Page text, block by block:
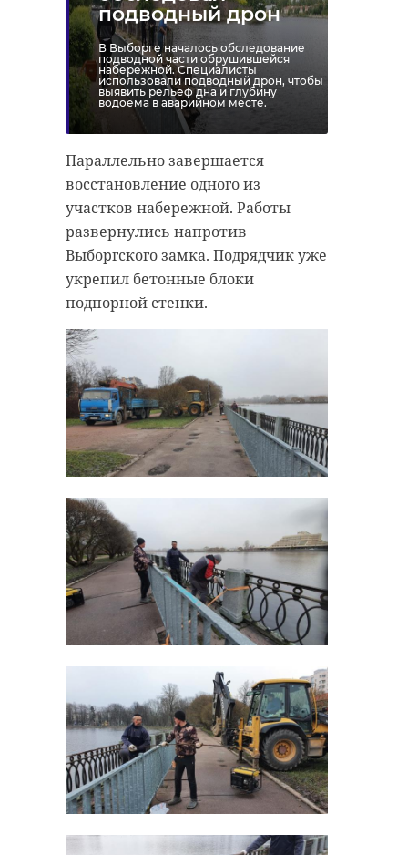
подводный дрон
В Выборге началось обследование
подводной части обрушившейся
набережной. Специалисты
использовали подводный дрон, чтобы
выявить рельеф дна и глубину
водоема в аварийном месте.
Параллельно завершается
восстановление одного из
участков набережной. Работы
развернулись напротив
Выборгского замка. Подрядчик уже
укрепил бетонные блоки
подпорной стенки.
улица рубинштейна
Поделиться статьей:
РЕКОМЕНДУЕМ
В Сети обсуждают
видео массовой
драки. Автор
говорит ...
конфликт
уборки
перерос в
на третьем месте сыграет
переходные матчи. Если одни и те
же три команды займут первые
три места по итогам обоих этапов,
все они перейдут в Первую лигу
без стыковых матчей.
На главного
тренера и
сотрудников ФК
«Ленинградец»
напали в
Астрахани
Астрахани двое местных жителей
напали на главного тренера и
сотрудников футбольного клуба
«Ленинградец». Злоумышленников
уже задержали.
Фото: https://vk.com/leningradecfc?
z=photo-
168133433_457273144%2Falbum-
168133433_00%2Frev